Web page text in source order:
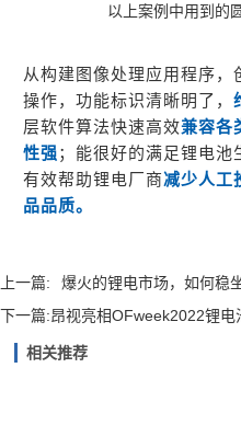
以上案例中用到的
从构建图像处理应用程序
操作，功能标识清晰明了，
层软件算法快速高效兼容各
性强；能很好的满足锂电池
有效帮助锂电厂商减少人工
品品质。
上一篇:
爆火的锂电市场，如何稳坐
下一篇:昂视亮相OFweek2022锂
相关推荐